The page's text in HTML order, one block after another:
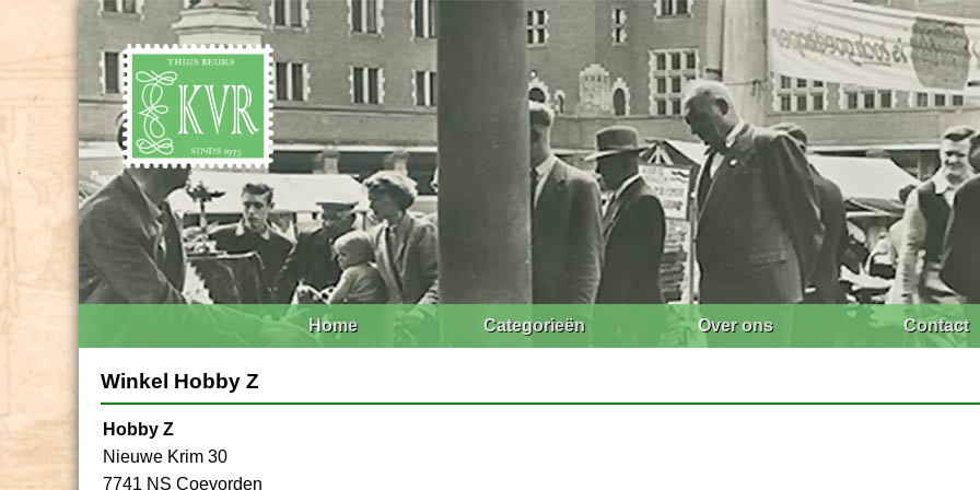
Home Categorieën Over ons Contact
Winkel Hobby Z
Hobby Z
Nieuwe Krim 30
7741 NS Coevorden